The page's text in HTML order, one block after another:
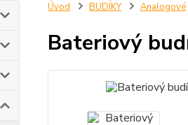
Úvod BUDÍKY Analogové
Bateriový